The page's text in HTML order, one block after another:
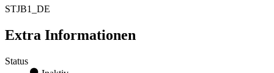
STJB1_DE
Extra Informationen
Status